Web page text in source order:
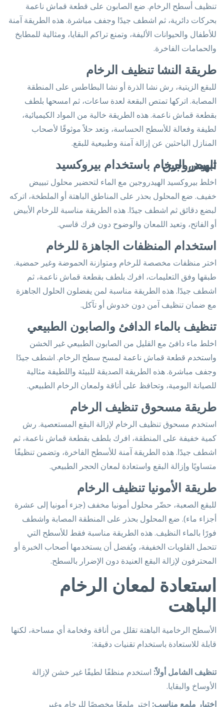
تنظيف أسطح الرخام. ضع الصابون على قطعة قماش ناعمة
بحركات دائرية، ثم اشطف جيدًا وجفف مباشرة. هذه الطريقة آمنة
للأطفال والحيوانات الأليفة، وتمنع تراكم البقايا، ومثالية للمطابخ
والحمامات الفاخرة.
طريقة النشا تنظيف الرخام
للبقع الزيتية، رش نشا الذرة أو نشا البطاطس على المنطقة
المصابة. اتركها تمتص البقعة لعدة ساعات، ثم امسحها بلطف
بقطعة قماش ناعمة. هذه الطريقة خالية من المواد الكيميائية،
لطيفة وفعالة للأسطح الحساسة، وتعد حلاً موثوقًا لأصحاب
المنازل الباحثين عن إزالة آمنة وطبيعية للبقع.
تبييض الرخام باستخدام بيروكسيد الهيدروجين
اخلط بيروكسيد الهيدروجين مع الماء لتحضير محلول تبييض
خفيف. ضع المحلول بحذر على المناطق الباهتة أو الملطخة، اتركه
لبضع دقائق ثم اشطف جيدًا. هذه الطريقة مناسبة للرخام الأبيض
أو الفاتح، وتعيد اللمعان والوضوح دون فرك قاسي.
استخدام المنظفات الجاهزة للرخام
اختر منظفات مخصصة للرخام ومتوازنة الحموضة وغير حمضية.
طبقها وفق التعليمات، افرك بلطف بقطعة قماش ناعمة، ثم
اشطف جيدًا. هذه الطريقة مناسبة لمن يفضلون الحلول الجاهزة
مع ضمان تنظيف آمن دون خدوش أو تآكل.
تنظيف بالماء الدافئ والصابون الطبيعي
اخلط ماء دافئ مع القليل من الصابون الطبيعي غير الخشن
واستخدم قطعة قماش ناعمة لمسح سطح الرخام. اشطف جيدًا
وجفف مباشرة. هذه الطريقة الصديقة للبيئة واللطيفة مثالية
للصيانة اليومية، وتحافظ على أناقة ولمعان الرخام الطبيعي.
طريقة مسحوق تنظيف الرخام
استخدم مسحوق تنظيف الرخام لإزالة البقع المستعصية. رش
كمية خفيفة على المنطقة، افرك بلطف بقطعة قماش ناعمة، ثم
اشطف جيدًا. هذه الطريقة آمنة للأسطح الفاخرة، وتضمن تنظيفًا
متساويًا وإزالة البقع واستعادة لمعان الحجر الطبيعي.
طريقة الأمونيا تنظيف الرخام
للبقع الصعبة، حضّر محلول أمونيا مخفف (جزء أمونيا إلى عشرة
أجزاء ماء). ضع المحلول بحذر على المنطقة المصابة واشطف
فورًا بالماء النظيف. هذه الطريقة مناسبة فقط للأسطح التي
تتحمل القلويات الخفيفة، ويُفضل أن يستخدمها أصحاب الخبرة أو
المحترفون لإزالة البقع العنيدة دون الإضرار بالسطح.
استعادة لمعان الرخام
الباهت
الأسطح الرخامية الباهتة تقلل من أناقة وفخامة أي مساحة، لكنها
قابلة للاستعادة باستخدام تقنيات دقيقة:
تنظيف الشامل أولاً: استخدم منظفًا لطيفًا غير خشن لإزالة
الأوساخ والبقايا.
اختيار ملمع مناسب: اختر ملمعًا مخصصًا للرخام وغير